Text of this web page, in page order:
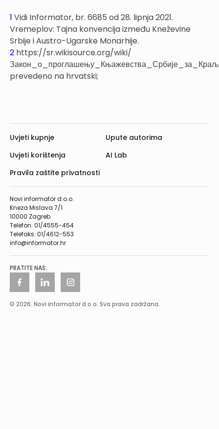
1 Vidi Informator, br. 6685 od 28. lipnja 2021.
Vremeplov: Tajna konvencija između Kneževine
Srbije i Austro-Ugarske Monarhije.
2 https://sr.wikisource.org/wiki/
prevedeno na hrvatski;
Novi informator d.o.o.
Kneza Mislava 7/1
10000 Zagreb
Telefon: 01/4555-454
Telefaks: 01/4612-553
info@informator.hr
PRATITE NAS:
Uvjeti kupnje
Uvjeti korištenja
Pravila zaštite privatnosti
Upute autorima
AI Lab
© 2026. Novi informator d.o.o. Sva prava zadržana.